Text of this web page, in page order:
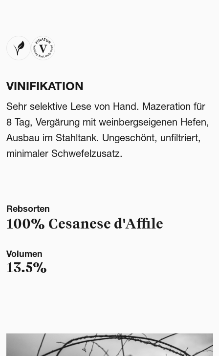
VINIFIKATION
Sehr selektive Lese von Hand. Mazeration für
8 Tag, Vergärung mit weinbergseigenen Hefen,
Ausbau im Stahltank. Ungeschönt, unfiltriert,
minimaler Schwefelzusatz.
Rebsorten
100% Cesanese d'Affile
Volumen
13.5%